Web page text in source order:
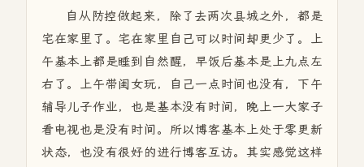
自从防控做起来，除了去两次县城之外，都是
宅在家里了。宅在家里自己可以时间却更少了。上
午基本上都是睡到自然醒，早饭后基本是上九点左
右了。上午带闺女玩，自己一点时间也没有，下午
辅导儿子作业，也是基本没有时间，晚上一大家子
看电视也是没有时间。所以博客基本上处于零更新
状态，也没有很好的进行博客互访。其实感觉这样